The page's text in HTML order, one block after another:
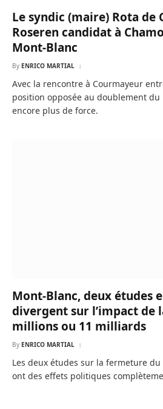
Le syndic (maire) Rota
Roseren candidat à
Mont-Blanc
By ENRICO MARTIAL
Avec la rencontre à Courmayeur
position opposée au doublement
encore plus de force.
Mont-Blanc, deux études
divergent sur l’impact de
millions ou 11 milliards
By ENRICO MARTIAL
Les deux études sur la fermeture
ont des effets politiques